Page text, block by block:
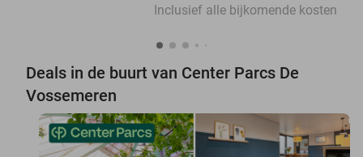
Inclusief alle bijkomende kosten
Deals in de buurt van Center Parcs De
Vossemeren